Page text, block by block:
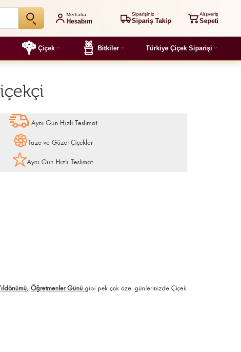
Merhaba
Hesabım
Siparişiniz
Sipariş Takip
Alışveriş
Sepeti
Çiçek Bitkiler Türkiye Çiçek Siparişi
Aynı Gün Hızlı Teslimat
Taze ve Güzel Çiçekler
Aynı Gün Hızlı Teslimat
, Öğretmenler Günü gibi pek çok özel günlerinizde Çiçek